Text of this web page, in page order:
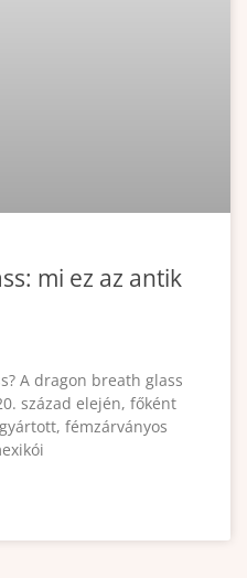
mi ez az antik
A dragon breath glass
század elején, főként
fémzárványos